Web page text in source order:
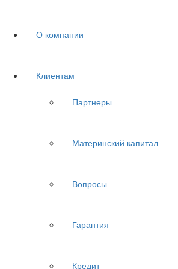
О компании
Клиентам
Партнеры
Материнский капитал
Вопросы
Гарантия
Кредит